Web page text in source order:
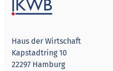
Haus der Wirtschaft
Kapstadtring 10
22297 Hamburg